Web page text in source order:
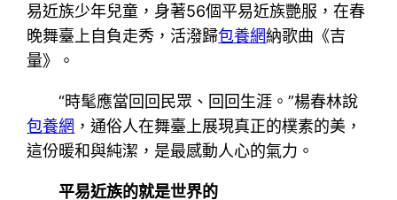
易近族少年兒童，身著56個平易近族艷服，在春
晚舞臺上自負走秀，活潑歸包養網納歌曲《吉
量》。
“時髦應當回回民眾、回回生涯。”楊春林說
包養網 ，通俗人在舞臺上展現真正的樸素的美，
這份暖和與純潔，是最感動人心的氣力。
平易近族的就是世界的